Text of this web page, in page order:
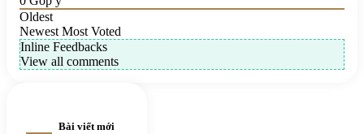
Oldest
Newest Most Voted
Inline Feedbacks
View all comments
Bài viết mới